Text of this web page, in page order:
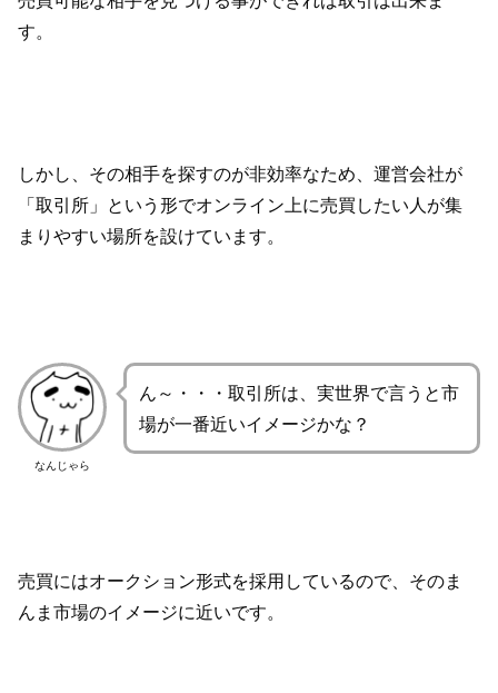
す。
しかし、その相手を探すのが非効率なため、運営会社が
「取引所」という形でオンライン上に売買したい人が集
まりやすい場所を設けています。
なんじゃら
ん～・・・取引所は、実世界で言うと市
場が一番近いイメージかな？
売買にはオークション形式を採用しているので、そのま
んま市場のイメージに近いです。